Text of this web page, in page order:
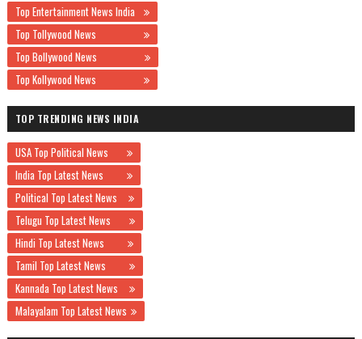
Top Entertainment News India
Top Tollywood News
Top Bollywood News
Top Kollywood News
TOP TRENDING NEWS INDIA
USA Top Political News
India Top Latest News
Political Top Latest News
Telugu Top Latest News
Hindi Top Latest News
Tamil Top Latest News
Kannada Top Latest News
Malayalam Top Latest News